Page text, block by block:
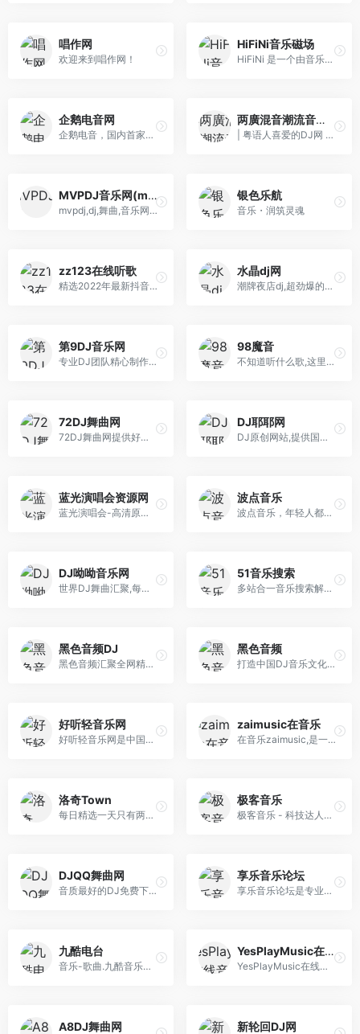
唱作网
欢迎来到唱作网！
HiFiNi音乐磁场
HiFiNi 是一个由音乐爱好者维护的分享平台, 旨在解决问题互帮互助, 如果您有需求, 请注册账号并发布信息、详细描述歌曲信息等, 我们会尽力帮您寻找
企鹅电音网
企鹅电音，国内首家电子音乐线上流媒体平台，它拥有很多有共同爱好的朋友在彼此交流、分享和感受音乐所给他们带来的快乐。电音帝国顶级，权威，专业的音乐态 度！是一个集电子音乐、欧美潮流音乐、中国原创舞曲、小资音乐和网络音乐电台为主的高品质mp3分享平台，它也是国内外音乐达人、顶尖电子音乐人、各大名牌夜店的明星dj、音乐爱好者，都市 时尚潮人的网络地。
两廣混音潮流音乐街 Djwr.com
| 粤语人喜爱的DJ网 |- 平台提供海量好听的粤语Dj舞曲，精选分享经典慢摇串烧嗨歌音乐，同步更新全球各类流行混音作品，致力打造特色全粤语潮牌电音网。
MVPDJ音乐网(mvpdj.com)
mvpdj,dj,舞曲,音乐网,音乐下载,最新舞曲,舞曲下载,在线听歌,电子音乐,MP3下载,音乐电台,欧美舞曲,音乐社区
银色乐航
音乐・润筑灵魂
zz123在线听歌
精选2022年最新抖音歌曲，分类齐全，歌曲数量丰富，更新及时。种子音乐全站收集了经典老歌，欧美流行，中文DJ等期待您的体验。
水晶dj网
潮牌夜店dj,超劲爆的dj网站以华南地区DJ为核心,提供无损高品质DJ舞曲,每天更新快人一步,我们网站有最专业DJ团队精心制作好听的串烧,打造精品车载DJ舞曲,为喜 欢DJ的爱好者,提供高音质在线试听及MP3免费下载,全方位满足DJ音乐爱好者的需求。
第9DJ音乐网
专业DJ团队精心制作好听的串烧,打造车载DJ舞曲,提供高音质在线试听及MP3下载,全方位满足DJ音乐爱好者的需求。
98魔音
不知道听什么歌,这里随机播放热门推荐歌曲免费在线播放下载,这里至少收集了过万首热门在网络上最全的音乐
72DJ舞曲网
72DJ舞曲网提供好听的DJ舞曲免费下载,主要包括国内外最新dj音乐,好听的中文舞曲,dj串烧全部精心打造。北方最好的dj舞曲在线试听网站！
DJ耶耶网
DJ原创网站,提供国内外DJ舞曲,好听的DJ音乐,劲爆的DJ舞曲音乐MP3免费下载,专业提供DJ嗨嗨网,DJ舞曲,DJ串烧,dj现场,dj慢摇,尽在DJ嗨吧-DJ耶耶网
蓝光演唱会资源网
蓝光演唱会-高清原盘演唱会下载网站，专注iso和bdmv格式的蓝光Blu-ray Disc音乐会下载，本站有香港、大陆、台湾、日本、欧美演唱会。
波点音乐
波点音乐，年轻人都在用的音乐App！亿级曲库在线畅听，网罗各种音乐大咖，学生党必备的宝藏应用。歌多、好看、省钱，极简界面与极致听歌体验，还原音乐原本的样子！
DJ呦呦音乐网
世界DJ舞曲汇聚,每天更新快人一步,专业DJ团队精心制作好听的串烧,打造车载DJ舞曲,为DJ工作者收录国外DJ舞曲,提供高音质在线试听及MP3免费下载,全方位满足DJ工作者及音乐爱好者的需求
51音乐搜索
多站合一音乐搜索解决方案，可搜索试听网易云音乐、QQ音乐、酷狗音乐、酷我音乐、虾米音乐、百度音乐、一听音乐、咪咕音乐、荔枝FM、蜻蜓FM、喜马拉雅FM、全 民K歌、5sing原创翻唱音乐。
黑色音频DJ
黑色音频汇聚全网精品DJ舞曲,DJ串烧,DJ现场,DJ慢摇,电音,3D环绕.更新速度快,种类全,音质好.优秀的DJ团队引领DJ潮流,享受高品质DJ听觉盛宴一切尽在黑色音频DJ
黑色音频
打造中国DJ音乐文化,每天同步国内外DJ舞曲,高品质数字音乐在线试听及下载,全方位满足DJ工作者及音乐爱好者的需求。
好听轻音乐网
好听轻音乐网是中国最好的轻音乐交流平台,专注于分享好听的轻音乐、纯音乐、经典钢琴曲、中国轻音乐、新世纪音乐、背景音乐，是专业的轻音乐在线试听、MP3下 载网站。
zaimusic在音乐
在音乐zaimusic,是一个只属于音乐的网站,汇集了国内国外的音乐网站、音乐微信公众号、音乐群、音乐资讯等,开启您的音乐之旅。
洛奇Town
每日精选一天只有两首曲子，有些不够听的样子；发现音乐来源是网易云音乐、虾米音乐以及QQ音乐的每日推荐。如果你喜欢本站每日推荐的音乐，那么你可以在这里 发现心动的声音。
极客音乐
极客音乐 - 科技达人必备综合资讯指南和神秘宝箱
DJQQ舞曲网
音质最好的DJ免费下载网站、提供无损高品质DJ舞曲分享,DJ舞曲下载,我们网站有最专业DJ大师和DJ舞曲制作团队精心混音打造的DJ串烧和夜店DJ舞曲、每天更新最潮 最嗨的DJ音乐,DJ舞曲,DJ串烧,酒吧夜店舞曲,让您感受无损高品质DJ分享与下载的快乐,下载DJ就到DJQQ音乐网站 www.djqq.net
享乐音乐论坛
享乐音乐论坛是专业的无损音乐发烧友社区，免费提供高品质无损音乐下载的网站，更是无损音乐发烧友的乐园，拥有的无损音乐下载格式包含各种类型：FLAC、APE、WAV、DSD、DTS、APE、AAC、还有车载音乐下载，古典音乐下载，hires音乐下载，dsd音乐下载，是一个名不虚传的无损音乐下载网站，海量高品质免费无损音乐打包下载天堂。
九酷电台
音乐-歌曲.九酷音乐网是专业的在线音乐试听mp3下载网站.收录了网上最新歌曲和流行音乐,网络歌曲,好听的歌,抖音热门歌曲,经典老歌等最新流行歌曲MP3下载试听服务,是您寻找好听的歌首选网站。
YesPlayMusic在线音乐
YesPlayMusic在线音乐，免费下载付费、vip音乐！
A8DJ舞曲网 新轮回DJ网